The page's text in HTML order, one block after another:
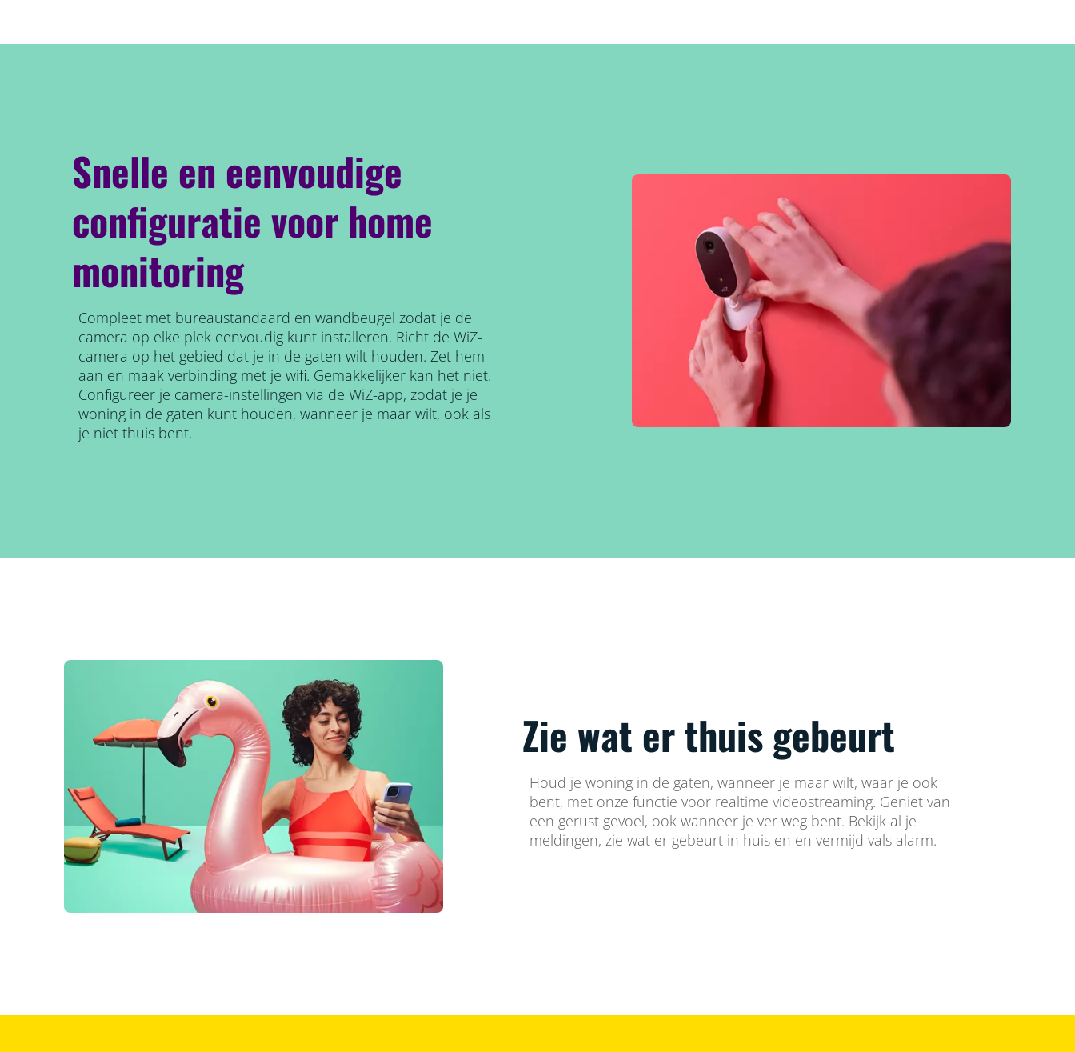
Snelle en eenvoudige
configuratie voor home
monitoring
Compleet met bureaustandaard en wandbeugel zodat je de
camera op elke plek eenvoudig kunt installeren. Richt de WiZ-
camera op het gebied dat je in de gaten wilt houden. Zet hem
aan en maak verbinding met je wifi. Gemakkelijker kan het niet.
Configureer je camera-instellingen via de WiZ-app, zodat je je
woning in de gaten kunt houden, wanneer je maar wilt, ook als
je niet thuis bent.
Zie wat er thuis gebeurt
Houd je woning in de gaten, wanneer je maar wilt, waar je ook
bent, met onze functie voor realtime videostreaming. Geniet van
een gerust gevoel, ook wanneer je ver weg bent. Bekijk al je
meldingen, zie wat er gebeurt in huis en en vermijd vals alarm.